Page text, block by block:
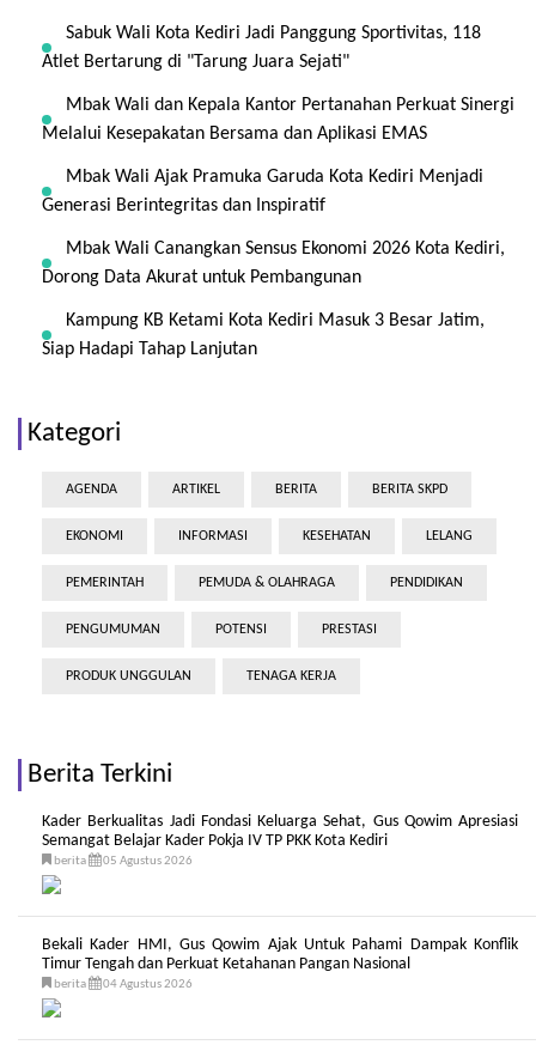
Sabuk Wali Kota Kediri Jadi Panggung Sportivitas, 118
Atlet Bertarung di "Tarung Juara Sejati"
Mbak Wali dan Kepala Kantor Pertanahan Perkuat Sinergi
Melalui Kesepakatan Bersama dan Aplikasi EMAS
Mbak Wali Ajak Pramuka Garuda Kota Kediri Menjadi
Generasi Berintegritas dan Inspiratif
Mbak Wali Canangkan Sensus Ekonomi 2026 Kota Kediri,
Dorong Data Akurat untuk Pembangunan
Kampung KB Ketami Kota Kediri Masuk 3 Besar Jatim,
Siap Hadapi Tahap Lanjutan
Kategori
AGENDA ARTIKEL BERITA BERITA SKPD
EKONOMI INFORMASI KESEHATAN LELANG
PEMERINTAH PEMUDA & OLAHRAGA PENDIDIKAN
PENGUMUMAN POTENSI PRESTASI
PRODUK UNGGULAN TENAGA KERJA
Berita Terkini
Kader Berkualitas Jadi Fondasi Keluarga Sehat, Gus Qowim Apresiasi
Semangat Belajar Kader Pokja IV TP PKK Kota Kediri
berita 05 Agustus 2026
Bekali Kader HMI, Gus Qowim Ajak Untuk Pahami Dampak Konflik
Timur Tengah dan Perkuat Ketahanan Pangan Nasional
berita 04 Agustus 2026